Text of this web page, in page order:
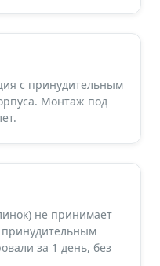
с принудительным
Монтаж под
не принимает
принудительным
за 1 день, без